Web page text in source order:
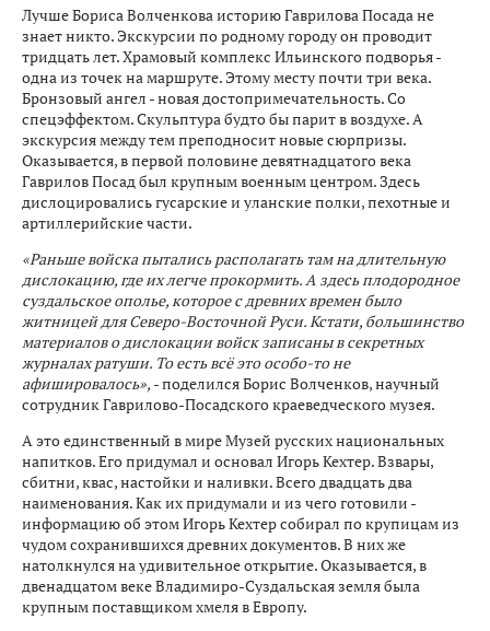
Лучше Бориса Волченкова историю Гаврилова Посада не
знает никто. Экскурсии по родному городу он проводит
тридцать лет. Храмовый комплекс Ильинского подворья -
одна из точек на маршруте. Этому месту почти три века.
Бронзовый ангел - новая достопримечательность. Со
спецэффектом. Скульптура будто бы парит в воздухе. А
экскурсия между тем преподносит новые сюрпризы.
Оказывается, в первой половине девятнадцатого века
Гаврилов Посад был крупным военным центром. Здесь
дислоцировались гусарские и уланские полки, пехотные и
артиллерийские части.
«Раньше войска пытались располагать там на длительную
дислокацию, где их легче прокормить. А здесь плодородное
суздальское ополье, которое с древних времен было
житницей для Северо-Восточной Руси. Кстати, большинство
материалов о дислокации войск записаны в секретных
журналах ратуши. То есть всё это особо-то не
афишировалось», - поделился Борис Волченков, научный
сотрудник Гаврилово-Посадского краеведческого музея.
А это единственный в мире Музей русских национальных
напитков. Его придумал и основал Игорь Кехтер. Взвары,
сбитни, квас, настойки и наливки. Всего двадцать два
наименования. Как их придумали и из чего готовили -
информацию об этом Игорь Кехтер собирал по крупицам из
чудом сохранившихся древних документов. В них же
натолкнулся на удивительное открытие. Оказывается, в
двенадцатом веке Владимиро-Суздальская земля была
крупным поставщиком хмеля в Европу.